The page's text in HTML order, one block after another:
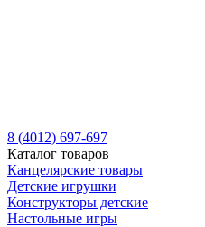
8 (4012) 697-697
Каталог товаров
Канцелярские товары
Детские игрушки
Конструкторы детские
Настольные игры